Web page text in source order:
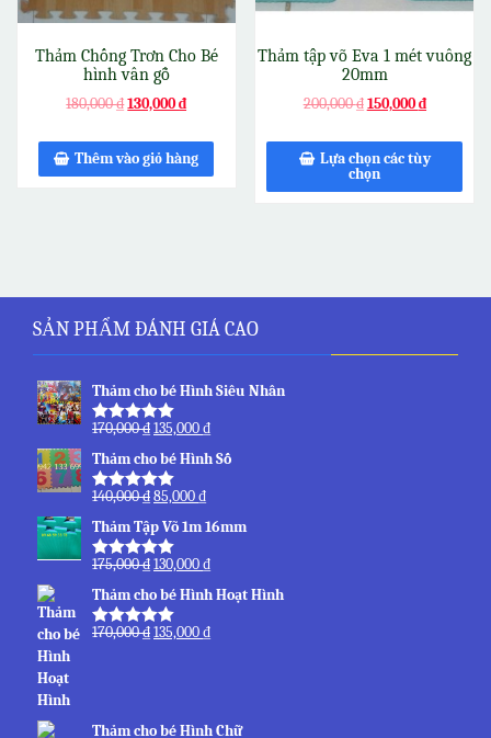
Thảm Chống Trơn Cho Bé
hình vân gỗ
180,000₫130,000₫
Thêm vào giỏ hàng
Thảm tập võ Eva 1 mét vuông
20mm
200,000₫150,000₫
Lựa chọn các tùy
chọn
SẢN PHẨM ĐÁNH GIÁ CAO
Thảm cho bé Hình Siêu Nhân
Được xếp
sao
170,000₫135,000₫
Thảm cho bé Hình Số
Được xếp
sao
140,000₫85,000₫
Thảm Tập Võ 1m 16mm
Được xếp
sao
175,000₫130,000₫
Thảm cho bé Hình Hoạt Hình
Được xếp
170,000₫135,000₫
Thảm cho bé Hình Chữ